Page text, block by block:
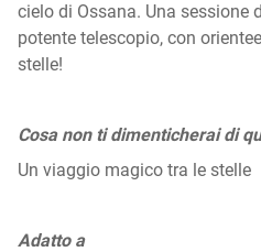
cielo di Ossana. Una sessione
potente telescopio, con
stelle!
Cosa non ti dimenticherai di
Un viaggio magico tra le stelle
Adatto a